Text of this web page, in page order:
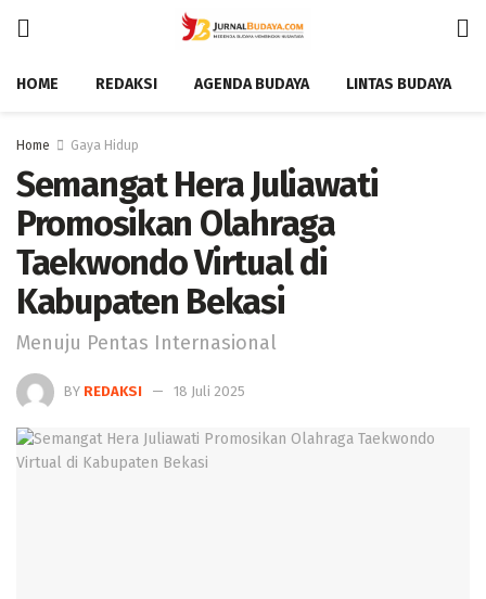
HOME REDAKSI AGENDA BUDAYA LINTAS BUDAYA
Home Gaya Hidup
Semangat Hera Juliawati
Promosikan Olahraga
Taekwondo Virtual di
Kabupaten Bekasi
Menuju Pentas Internasional
BY REDAKSI 18 Juli 2025